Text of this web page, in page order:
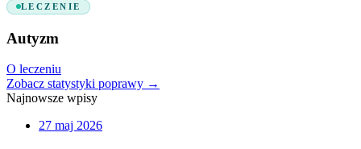
LECZENIE
Autyzm
O leczeniu
Zobacz statystyki poprawy →
Najnowsze wpisy
27 maj 2026